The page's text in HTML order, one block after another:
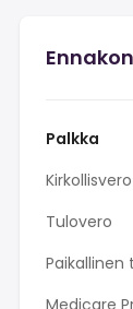
Palkka
Kirkollisvero
Tulovero
Paikallinen
Medicare